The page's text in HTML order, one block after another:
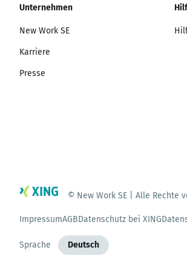
Unternehmen
New Work SE
Karriere
Presse
© New Work SE | Alle Rechte
ImpressumAGBDatenschutz bei XING
Sprache Deutsch